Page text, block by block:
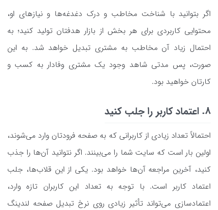
اگر بتوانید با شناخت مخاطب و درک دغدغه‌ها و نیازهای او،
محتوایی کاربردی برای هر بخش از بازار هدفتان تولید کنید؛ به
احتمال زیاد آن مخاطب به مشتری تبدیل خواهد شد. به این
صورت، پس مدتی شاهد وجود یک مشتری وفادار به کسب و
کارتان خواهید بود.
8. اعتماد کاربر را جلب کنید
احتمالاً تعداد زیادی از کاربرانی که به صفحه فرودتان وارد می‌شوند،
اولین بار است که سایت شما را می‌بینند. اگر نتوانید آن‌ها را جذب
کنید، آخرین مراجعه آن‌ها خواهد بود. یکی از این قلاب‌ها، جلب
اعتماد کاربر است. با توجه به تعداد این کاربران تازه وارد،
اعتماد‌سازی می‌تواند تأثیر زیادی روی نرخ تبدیل صفحه لندینگ